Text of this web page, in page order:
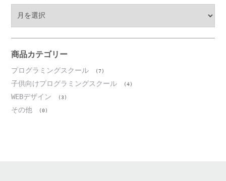
ブ
商品カテゴリー
プログラミングスクール (7)
子供向けプログラミングスクール (4)
WEBデザイン (3)
その他 (0)